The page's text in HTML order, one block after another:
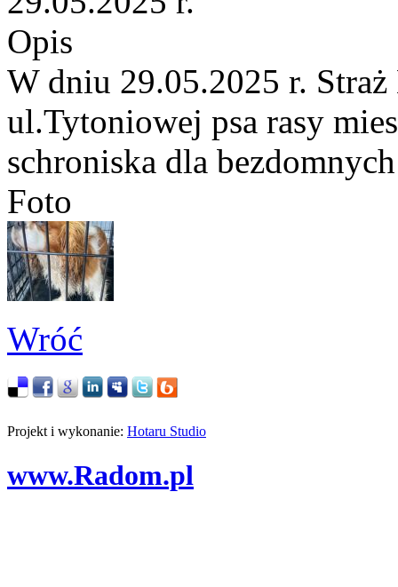
Opis
W dniu 29.05.2025 r.
ul.Tytoniowej psa rasy
schroniska dla
Foto
Wróć
Projekt i wykonanie: Hotaru Studio
www.Radom.pl